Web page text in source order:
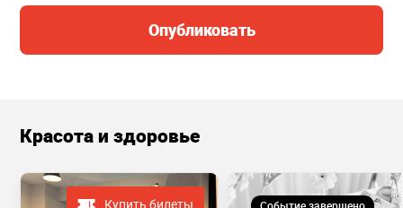
Опубликовать
Красота и здоровье
Купить билеты Событие завершено